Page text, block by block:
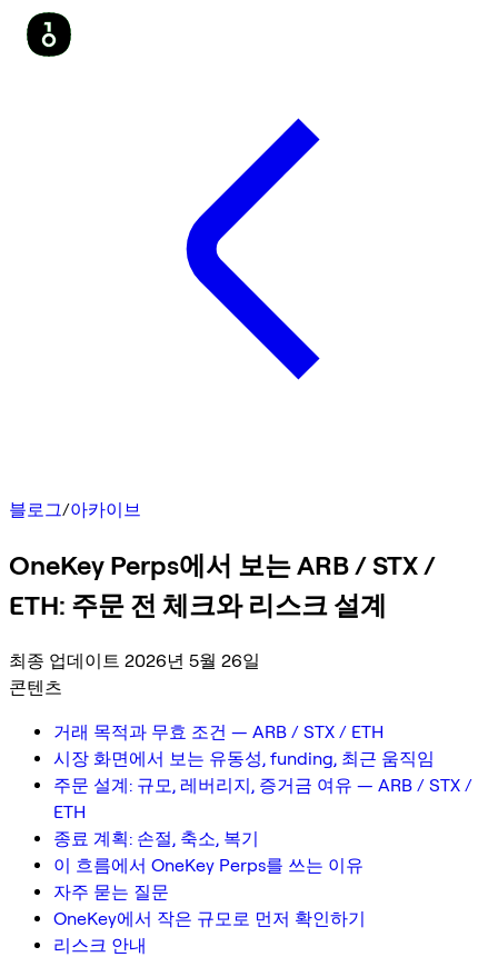
블로그/아카이브
OneKey Perps에서 보는 ARB / STX /
ETH: 주문 전 체크와 리스크 설계
최종 업데이트 2026년 5월 26일
콘텐츠
거래 목적과 무효 조건 — ARB / STX / ETH
시장 화면에서 보는 유동성, funding, 최근 움직임
주문 설계: 규모, 레버리지, 증거금 여유 — ARB / STX /
ETH
종료 계획: 손절, 축소, 복기
이 흐름에서 OneKey Perps를 쓰는 이유
자주 묻는 질문
OneKey에서 작은 규모로 먼저 확인하기
리스크 안내